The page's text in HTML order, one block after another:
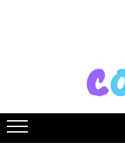
Noutăți Librăria Compas
Souvenir România
Rechizite școlare
Instrumente de scris